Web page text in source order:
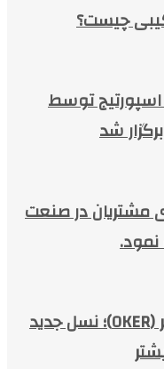
چیست؟
توسط
شد
مشتریان در صنعت
معرفی کرکره فولادی اوکر (OKER)؛ نسل جدید